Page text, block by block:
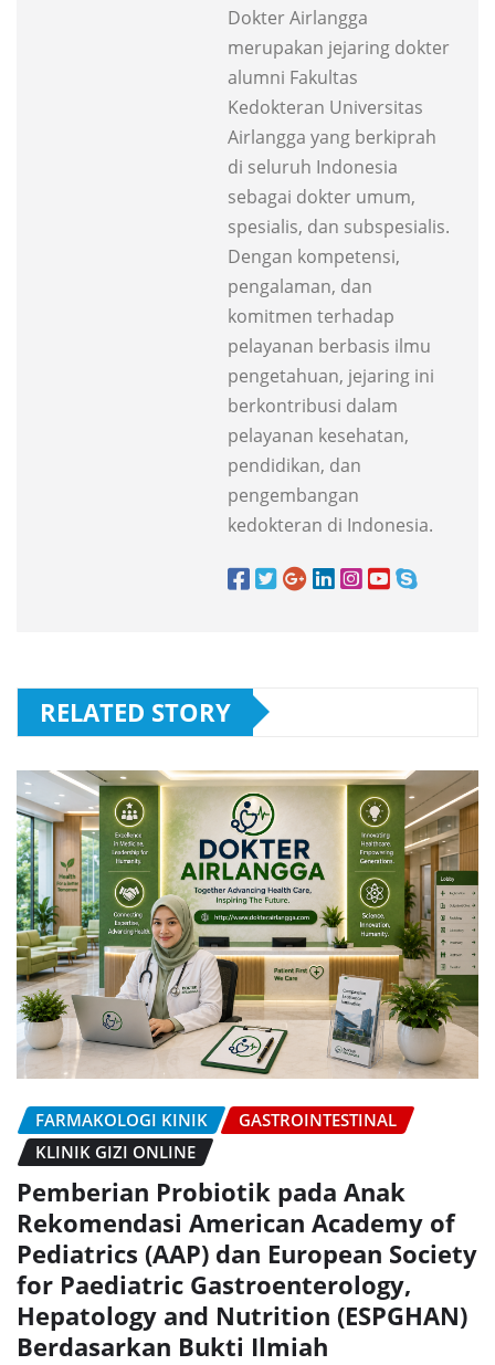
Dokter Airlangga
merupakan jejaring dokter
alumni Fakultas
Kedokteran Universitas
Airlangga yang berkiprah
di seluruh Indonesia
sebagai dokter umum,
spesialis, dan subspesialis.
Dengan kompetensi,
pengalaman, dan
komitmen terhadap
pelayanan berbasis ilmu
pengetahuan, jejaring ini
berkontribusi dalam
pelayanan kesehatan,
pendidikan, dan
pengembangan
kedokteran di Indonesia.
RELATED STORY
FARMAKOLOGI KINIK
GASTROINTESTINAL
KLINIK GIZI ONLINE
Pemberian Probiotik pada Anak
Rekomendasi American Academy of
Pediatrics (AAP) dan European Society
for Paediatric Gastroenterology,
Hepatology and Nutrition (ESPGHAN)
Berdasarkan Bukti Ilmiah